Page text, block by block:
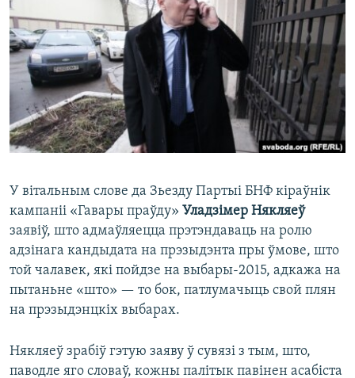
КАЛЯНДАР
НА ХВАЛЯХ СВАБОДЫ
У вітальным слове да Зьезду Партыі БНФ кіраўнік
кампаніі «Гавары праўду» Уладзімер Някляеў
заявіў, што адмаўляецца прэтэндаваць на ролю
адзінага кандыдата на прэзыдэнта пры ўмове, што
той чалавек, які пойдзе на выбары-2015, адкажа на
пытаньне «што» — то бок, патлумачыць свой плян
на прэзыдэнцкіх выбарах.
Някляеў зрабіў гэтую заяву ў сувязі з тым, што,
паводле яго словаў, кожны палітык павінен асабіста